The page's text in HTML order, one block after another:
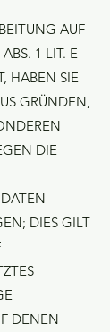
AUF
1 LIT. E
HABEN SIE
GRÜNDEN,
DIE
DIES GILT
DENEN